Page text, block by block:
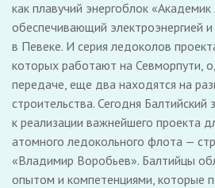
как плавучий энергоблок
обеспечивающий электроэнергией
в Певеке. И серия ледоколов
которых работают на Севморпути,
передаче, еще два находятся на
строительства. Сегодня
к реализации важнейшего проекта
атомного ледокольного флота —
«Владимир Воробьев». Балтийцы
опытом и компетенциями, которые